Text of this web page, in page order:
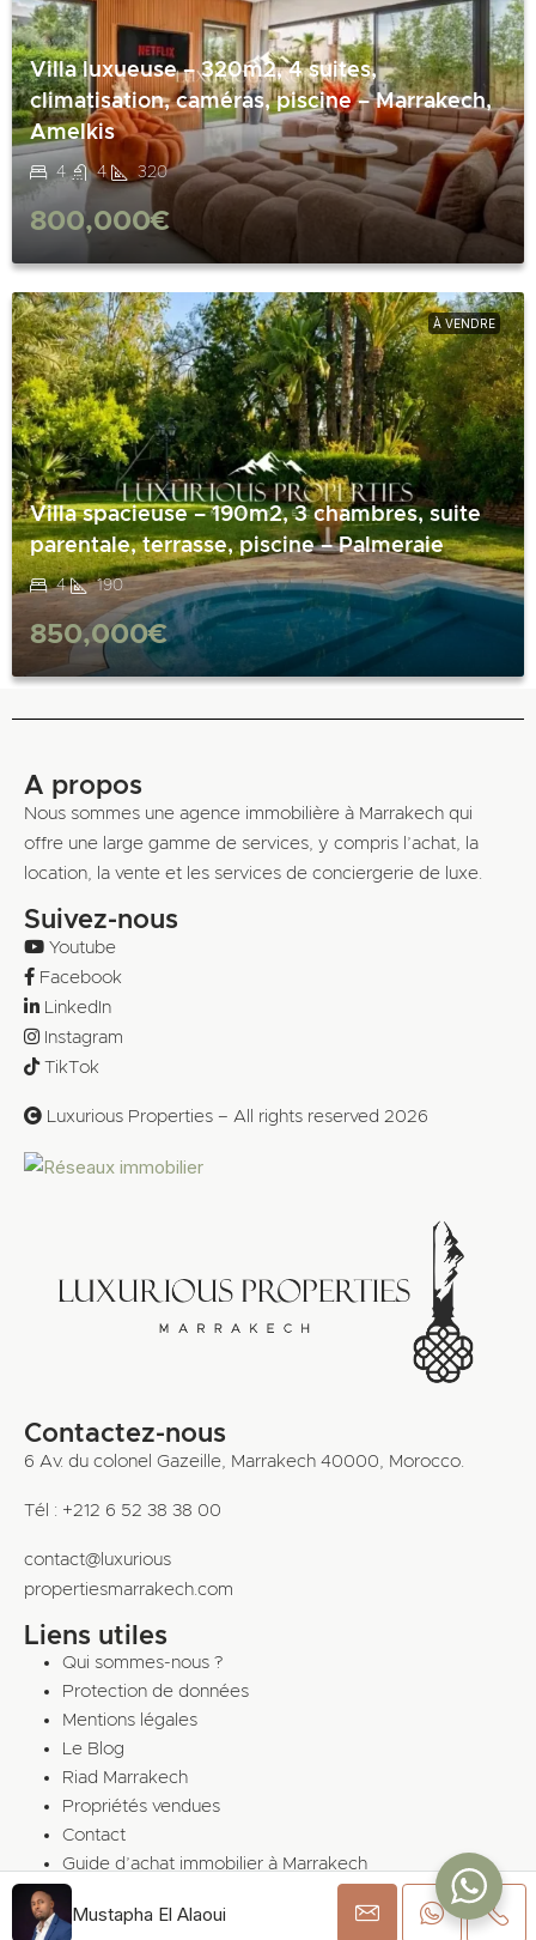
Villa luxueuse – 320m2, 4 suites,
climatisation, caméras, piscine – Marrakech,
Amelkis
4 4 320
800,000€
À VENDRE
Villa spacieuse – 190m2, 3 chambres, suite
parentale, terrasse, piscine – Palmeraie
4 190
850,000€
Mustapha El Alaoui
A propos
Nous sommes une agence immobilière à Marrakech qui
offre une large gamme de services, y compris l’achat, la
location, la vente et les services de conciergerie de luxe.
Suivez-nous
Youtube
Facebook
LinkedIn
Instagram
TikTok
Luxurious Properties – All rights reserved 2026
Contactez-nous
6 Av. du colonel Gazeille, Marrakech 40000, Morocco.
Tél : +212 6 52 38 38 00
contact@luxurious
propertiesmarrakech.com
Liens utiles
Qui sommes-nous ?
Protection de données
Mentions légales
Le Blog
Riad Marrakech
Propriétés vendues
Contact
Guide d’achat immobilier à Marrakech